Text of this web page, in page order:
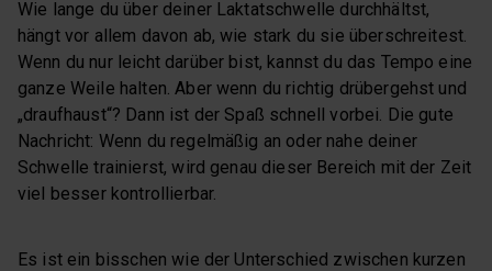
Wie lange du über deiner Laktatschwelle durchhältst,
hängt vor allem davon ab, wie stark du sie überschreitest.
Wenn du nur leicht darüber bist, kannst du das Tempo eine
ganze Weile halten. Aber wenn du richtig drübergehst und
„draufhaust“? Dann ist der Spaß schnell vorbei. Die gute
Nachricht: Wenn du regelmäßig an oder nahe deiner
Schwelle trainierst, wird genau dieser Bereich mit der Zeit
viel besser kontrollierbar.
Es ist ein bisschen wie der Unterschied zwischen kurzen